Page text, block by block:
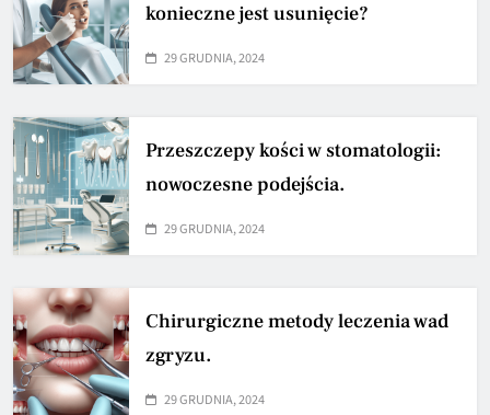
konieczne jest usunięcie?
29 GRUDNIA, 2024
Przeszczepy kości w stomatologii:
nowoczesne podejścia.
29 GRUDNIA, 2024
Chirurgiczne metody leczenia wad
zgryzu.
29 GRUDNIA, 2024